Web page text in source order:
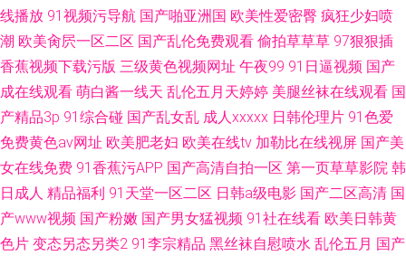
线播放 91视频污导航 国产啪亚洲国 欧美性爱密臀 疯狂少妇喷
潮 欧美肏屄一区二区 国产乱伦免费观看 偷拍草草草 97狠狠插
香蕉视频下载污版 三级黄色视频网址 午夜99 91日逼视频 国产
成在线观看 萌白酱一线天 乱伦五月天婷婷 美腿丝袜在线观看 国
产精品3p 91综合碰 国产乱女乱 成人xxxxx 日韩伦理片 91色爱
免费黄色av网址 欧美肥老妇 欧美在线tv 加勒比在线视屏 国产美
女在线免费 91香蕉污APP 国产高清自拍一区 第一页草草影院 韩
日成人 精品福利 91天堂一区二区 日韩a级电影 国产二区高清 国
产www视频 国产粉嫩 国产男女猛视频 91社在线看 欧美日韩黄
色片 变态另态另类2 91李宗精品 黑丝袜自慰喷水 乱伦五月 国产